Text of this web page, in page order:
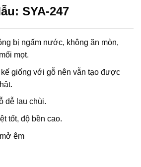
SYA-247
bị ngấm nước, không ăn mòn,
mọt.
giống với gỗ nên vẫn tạo được
dễ lau chùi.
tốt, độ bền cao.
êm